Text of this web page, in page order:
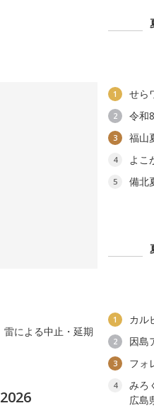
による中止・延期
1 せら
2 令和
3 福山
4 よこ
5
備北
1 カル
2 因島
3 フォ
4
みろ
広島